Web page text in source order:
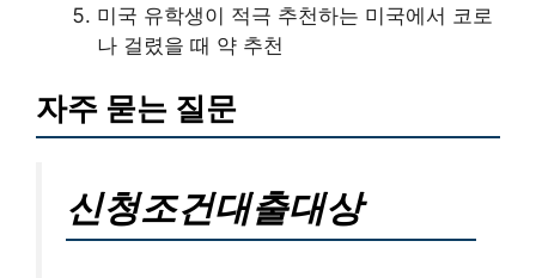
미국 유학생이 적극 추천하는 미국에서 코로
나 걸렸을 때 약 추천
자주 묻는 질문
신청조건대출대상